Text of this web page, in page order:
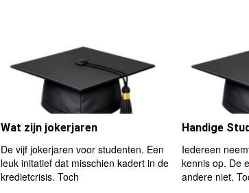
Wat zijn jokerjaren
De vijf jokerjaren voor studenten. Een
leuk initatief dat misschien kadert in de
kredietcrisis. Toch
Handige
Iedereen
kennis op. De
andere niet.